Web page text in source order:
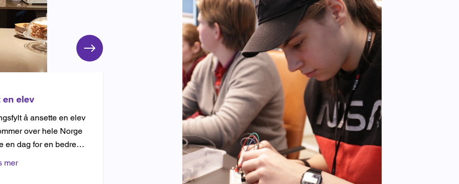
en elev
å ansette en elev
over hele Norge
en dag for en bedre
mer